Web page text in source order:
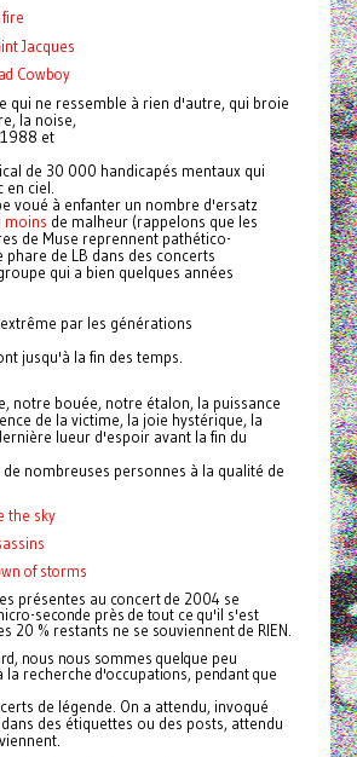
fire
Jacques
Cowboy
qui ne ressemble à rien d'autre, qui broie
la noise,
et
de 30 000 handicapés mentaux qui
ciel.
voué à enfanter un nombre d'ersatz
moins de malheur (rappelons que les
de Muse reprennent pathético-
de LB dans des concerts
qui a bien quelques années
par les générations
jusqu'à la fin des temps.
notre bouée, notre étalon, la puissance
de la victime, la joie hystérique, la
lueur d'espoir avant la fin du
nombreuses personnes à la qualité de
the sky
of storms
présentes au concert de 2004 se
seconde près de tout ce qu'il s'est
20 % restants ne se souviennent de RIEN.
nous nous sommes quelque peu
la recherche d'occupations, pendant que
de légende. On a attendu, invoqué
des étiquettes ou des posts, attendu